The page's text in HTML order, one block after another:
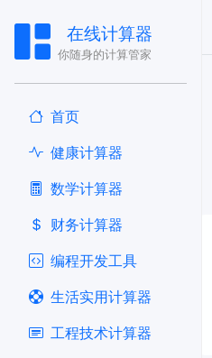
在线计算器
你随身的计算管家
首页
健康计算器
​数学计算器
财务计算器
编程开发工具
生活实用计算器
工程技术计算器